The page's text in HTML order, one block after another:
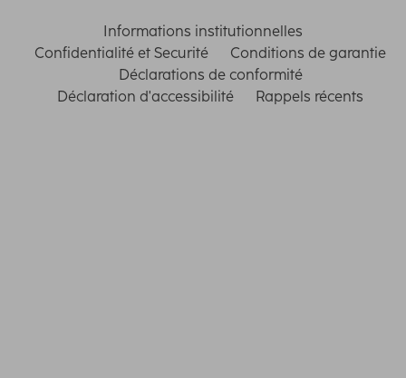
Informations institutionnelles
Confidentialité et Securité
Conditions de garantie
Déclarations de conformité
Déclaration d'accessibilité
Rappels récents